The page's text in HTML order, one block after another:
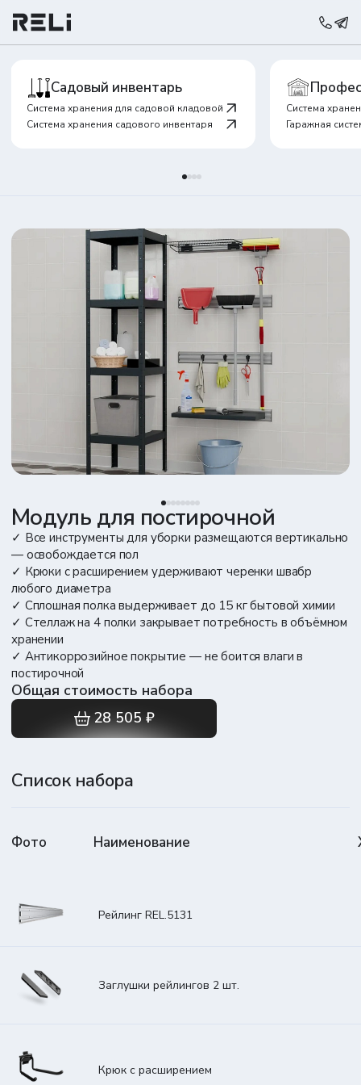
Садовый инвентарь
Система хранения для садовой кладовой
Система хранения садового инвентаря
Система
Гаражная
Модуль для постирочной
✓ Все инструменты для уборки размещаются вертикально
— освобождается пол
✓ Крюки с расширением удерживают черенки швабр
любого диаметра
✓ Сплошная полка выдерживает до 15 кг бытовой химии
✓ Стеллаж на 4 полки закрывает потребность в объёмном
хранении
✓ Антикоррозийное покрытие — не боится влаги в
постирочной
Общая стоимость набора
28 505 ₽
Список набора
Фото Наименование
Рейлинг REL.5131
Заглушки рейлингов 2 шт.
Крюк с расширением